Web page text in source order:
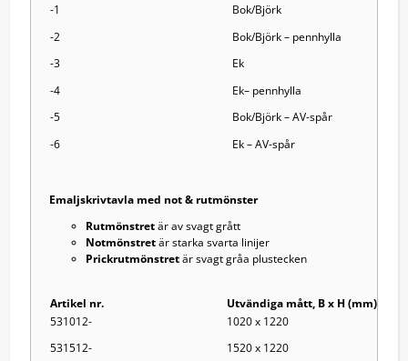
-1
-2
-3
-4
-5
-6
Bok/Björk
Bok/Björk – pennhylla
Ek
Ek– pennhylla
Bok/Björk – AV-spår
Ek – AV-spår
Emaljskrivtavla med not & rutmönster
Rutmönstret är av svagt grått
Notmönstret är starka svarta linijer
Prickrutmönstret är svagt gråa plustecken
Artikel nr.
Utvändiga mått, B x H (mm)
531012-
531512-
1020 x 1220
1520 x 1220